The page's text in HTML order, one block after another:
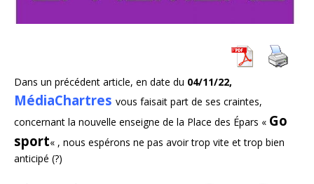
Dans un précédent article, en date du 04/11/22,
MédiaChartres vous faisait part de ses craintes,
concernant la nouvelle enseigne de la Place des Épars « Go
sport« , nous espérons ne pas avoir trop vite et trop bien
anticipé (?)